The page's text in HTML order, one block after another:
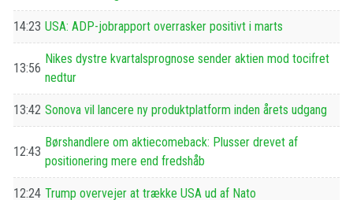
14:23 USA: ADP-jobrapport overrasker positivt i marts
13:56
Nikes dystre kvartalsprognose sender aktien mod tocifret
nedtur
13:42 Sonova vil lancere ny produktplatform inden årets udgang
12:43
Børshandlere om aktiecomeback: Plusser drevet af
positionering mere end fredshåb
12:24 Trump overvejer at trække USA ud af Nato